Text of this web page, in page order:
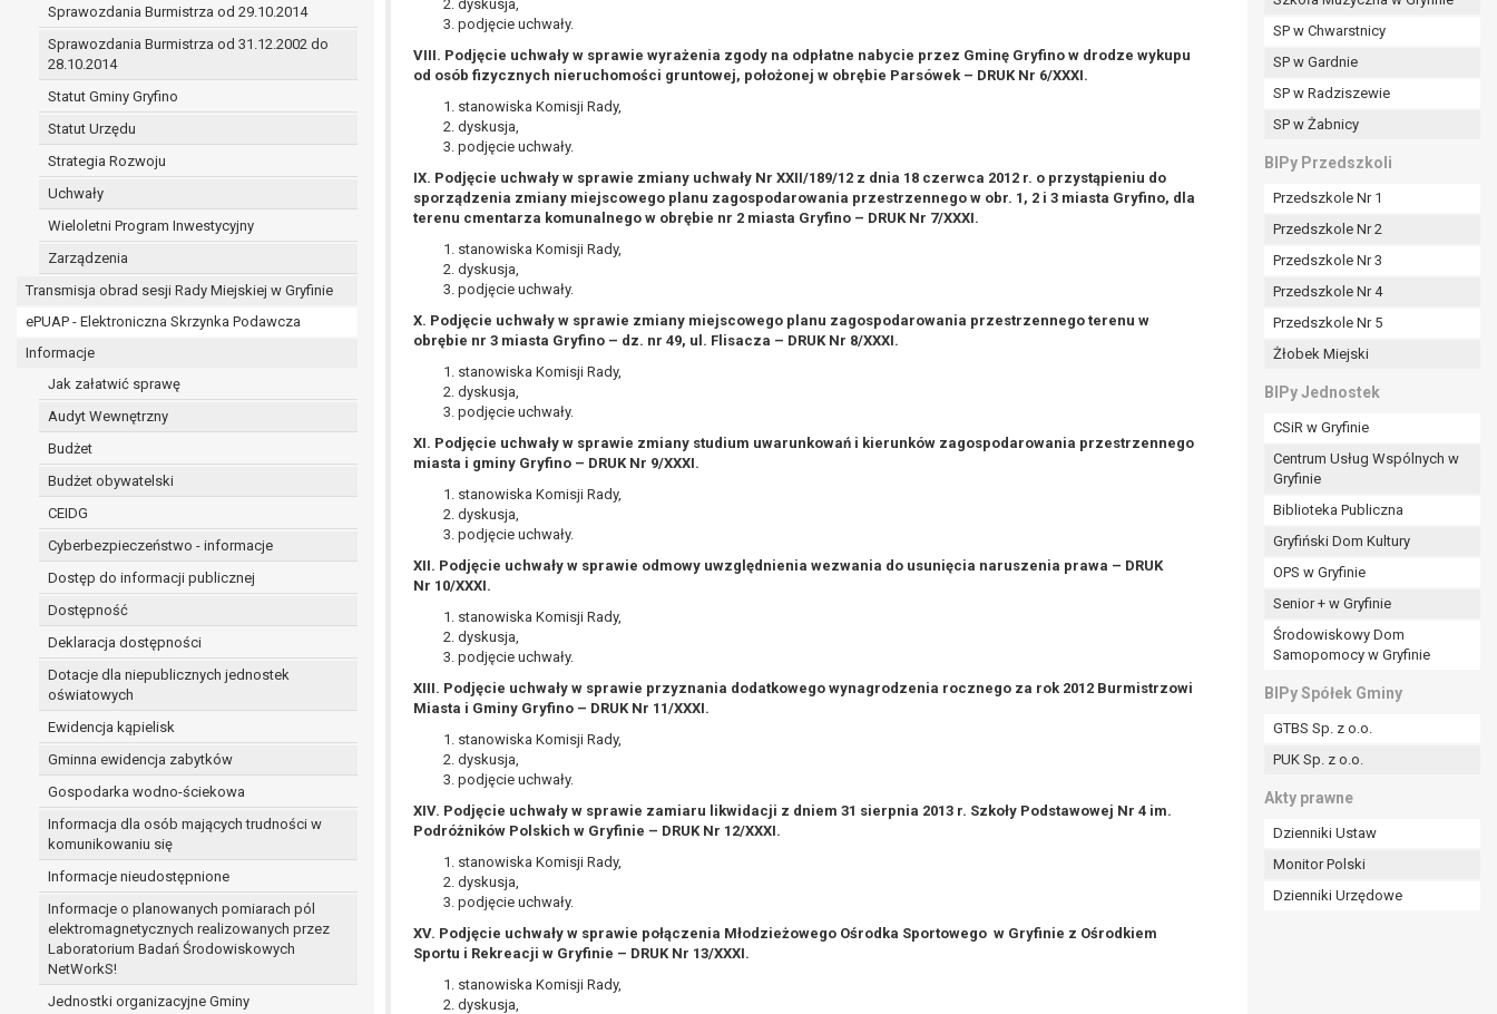
Sprawozdania Burmistrza od 29.10.2014
Sprawozdania Burmistrza od 31.12.2002 do
28.10.2014
Statut Gminy Gryfino
Statut Urzędu
Strategia Rozwoju
Uchwały
Wieloletni Program Inwestycyjny
Zarządzenia
Transmisja obrad sesji Rady Miejskiej w Gryfinie
ePUAP - Elektroniczna Skrzynka Podawcza
Informacje
Jak załatwić sprawę
Audyt Wewnętrzny
Budżet
Budżet obywatelski
CEIDG
Cyberbezpieczeństwo - informacje
Dostęp do informacji publicznej
Dostępność
Deklaracja dostępności
Dotacje dla niepublicznych jednostek
oświatowych
Ewidencja kąpielisk
Gminna ewidencja zabytków
Gospodarka wodno-ściekowa
Informacja dla osób mających trudności w
komunikowaniu się
Informacje nieudostępnione
Informacje o planowanych pomiarach pól
elektromagnetycznych realizowanych przez
Laboratorium Badań Środowiskowych
NetWorkS!
Jednostki organizacyjne Gminy
dyskusja,
podjęcie uchwały.
VIII. Podjęcie uchwały w sprawie wyrażenia zgody na odpłatne nabycie przez Gminę Gryfino w drodze wykupu
od osób fizycznych nieruchomości gruntowej, położonej w obrębie Parsówek – DRUK Nr 6/XXXI.
stanowiska Komisji Rady,
dyskusja,
podjęcie uchwały.
IX. Podjęcie uchwały w sprawie zmiany uchwały Nr XXII/189/12 z dnia 18 czerwca 2012 r. o przystąpieniu do
sporządzenia zmiany miejscowego planu zagospodarowania przestrzennego w obr. 1, 2 i 3 miasta Gryfino, dla
terenu cmentarza komunalnego w obrębie nr 2 miasta Gryfino – DRUK Nr 7/XXXI.
stanowiska Komisji Rady,
dyskusja,
podjęcie uchwały.
X. Podjęcie uchwały w sprawie zmiany miejscowego planu zagospodarowania przestrzennego terenu w
obrębie nr 3 miasta Gryfino – dz. nr 49, ul. Flisacza – DRUK Nr 8/XXXI.
stanowiska Komisji Rady,
dyskusja,
podjęcie uchwały.
XI. Podjęcie uchwały w sprawie zmiany studium uwarunkowań i kierunków zagospodarowania przestrzennego
miasta i gminy Gryfino – DRUK Nr 9/XXXI.
stanowiska Komisji Rady,
dyskusja,
podjęcie uchwały.
XII. Podjęcie uchwały w sprawie odmowy uwzględnienia wezwania do usunięcia naruszenia prawa – DRUK
Nr 10/XXXI.
stanowiska Komisji Rady,
dyskusja,
podjęcie uchwały.
XIII. Podjęcie uchwały w sprawie przyznania dodatkowego wynagrodzenia rocznego za rok 2012 Burmistrzowi
Miasta i Gminy Gryfino – DRUK Nr 11/XXXI.
stanowiska Komisji Rady,
dyskusja,
podjęcie uchwały.
XIV. Podjęcie uchwały w sprawie zamiaru likwidacji z dniem 31 sierpnia 2013 r. Szkoły Podstawowej Nr 4 im.
Podróżników Polskich w Gryfinie – DRUK Nr 12/XXXI.
stanowiska Komisji Rady,
dyskusja,
podjęcie uchwały.
XV. Podjęcie uchwały w sprawie połączenia Młodzieżowego Ośrodka Sportowego w Gryfinie z Ośrodkiem
Sportu i Rekreacji w Gryfinie – DRUK Nr 13/XXXI.
stanowiska Komisji Rady,
dyskusja,
SP w Chwarstnicy
SP w Gardnie
SP w Radziszewie
SP w Żabnicy
BIPy Przedszkoli
Przedszkole Nr 1
Przedszkole Nr 2
Przedszkole Nr 3
Przedszkole Nr 4
Przedszkole Nr 5
Żłobek Miejski
BIPy Jednostek
CSiR w Gryfinie
Centrum Usług Wspólnych w
Gryfinie
Biblioteka Publiczna
Gryfiński Dom Kultury
OPS w Gryfinie
Senior + w Gryfinie
Środowiskowy Dom
Samopomocy w Gryfinie
BIPy Spółek Gminy
GTBS Sp. z o.o.
PUK Sp. z o.o.
Akty prawne
Dzienniki Ustaw
Monitor Polski
Dzienniki Urzędowe
prawo do żądania sprostowania danych na podstawie art. 16 RODO,
w przypadku gdy:
dane są nieprawidłowe lub niekompletne;
prawo do żądania usunięcia danych osobowych (tzw. prawo do bycia zapomnianym) na podstawie art. 17 RODO, w przypadku gdy:
dane nie są już niezbędne do celów, dla których były zebrane lub w inny sposób przetwarzane,
osoba, której dane dotyczą, wniosła sprzeciw wobec przetwarzania danych osobowych,
osoba, której dane dotyczą wycofała zgodę na przetwarzanie danych osobowych, która jest podstawą przetwarzania danych i nie ma innej podstawy prawnej
dane osobowe przetwarzane są niezgodnie z prawem,
dane osobowe muszą być usunięte w celu wywiązania się z obowiązku wynikającego z przepisów prawa;
prawo do żądania ograniczenia przetwarzania danych osobowych na podstawie art. 18 RODO, w przypadku gdy:
osoba, której dane dotyczą kwestionuje prawidłowość danych osobowych – na okres pozwalający administratorowi sprawdzić prawidłowość tych danych,
administrator nie potrzebuje już danych dla swoich celów, ale osoba, której dane dotyczą, potrzebuje ich do ustalenia, obrony lub dochodzenia roszczeń,
osoba, której dane dotyczą, wniosła sprzeciw wobec przetwarzania danych - do czasu ustalenia czy prawnie uzasadnione podstawy po stronie administratora są
nadrzędne wobec podstawy sprzeciwu;
prawo do przenoszenia danych na podstawie art. 20 RODO, w przypadku gdy łącznie spełnione są następujące przesłanki:
przetwarzanie danych odbywa się na podstawie umowy zawartej z osobą, której dane dotyczą lub na podstawie zgody wyrażonej przez tą osobę,
przetwarzanie odbywa się w sposób zautomatyzowany;
prawo sprzeciwu wobec przetwarzania danych na podstawie art. 21 RODO, wobec przetwarzania danych osobowych, którego podstawą prawną jest:
niezbędność przetwarzania do wykonania zadania realizowanego w interesie publicznym lub w ramach sprawowania władzy publicznej powierzonej
administratorowi bądź
niezbędność przetwarzania do celów wynikających z prawnie uzasadnionych interesów realizowanych przez administratora lub przez stronę trzecią.
Z przyczyn związanych z Pani/Pana szczególną sytuacją. W razie wniesienia sprzeciwu, administrator nie może już przetwarzać tych danych osobowych, chyba że wykaże
on istnienie ważnych prawnie uzasadnionych podstaw do przetwarzania, nadrzędnych wobec interesów, praw i wolności osoby, której dane dotyczą, lub podstaw do
ustalenia, dochodzenia lub obrony roszczeń.
W przypadku gdy przetwarzanie danych osobowych odbywa się na podstawie zgody osoby na przetwarzanie danych osobowych (art. 6 ust. 1 lit a RODO), przysługuje Pani/Panu
prawo do cofnięcia tej zgody w dowolnym momencie. Cofnięcie to nie ma wpływu na zgodność przetwarzania, którego dokonano na podstawie zgody przed jej cofnięciem.
Przysługuje Pani/Panu prawo wniesienia skargi do organu nadzorczego na niezgodne z prawem przetwarzanie Pani/Pana danych osobowych przez administratora.
Organem właściwym do wniesienia skargi jest Prezes Urzędu Ochrony Danych Osobowych.
W zależności od sfery, w której przetwarzane są dane osobowe, podanie danych osobowych jest dobrowolne albo jest wymogiem ustawowym lub umownym.
Pani/Pana dane nie będą poddawane zautomatyzowanemu podejmowaniu decyzji, w tym również profilowaniu.